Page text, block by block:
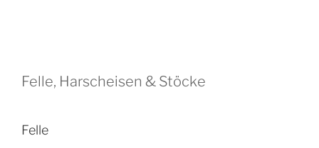
Felle, Harscheisen & Stöcke
Felle